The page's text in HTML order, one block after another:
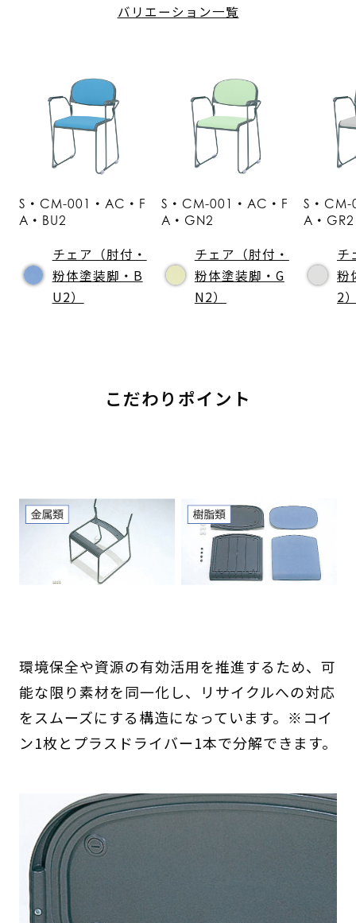
バリエーション一覧
S・CM-001・AC・F
A・BU2
チェア（肘付・
粉体塗装脚・B
U2）
S・CM-001・AC・F
A・GN2
チェア（肘付・
粉体塗装脚・G
N2）
S・
A・GR2
チ
粉
2
こだわりポイント
環境保全や資源の有効活用を推進するため、可
能な限り素材を同一化し、リサイクルへの対応
をスムーズにする構造になっています。※コイ
ン1枚とプラスドライバー1本で分解できます。